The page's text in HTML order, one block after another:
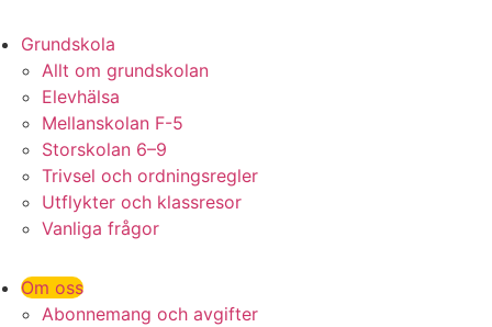
Grundskola
Allt om grundskolan
Elevhälsa
Mellanskolan F-5
Storskolan 6–9
Trivsel och ordningsregler
Utflykter och klassresor
Vanliga frågor
Om oss
Abonnemang och avgifter